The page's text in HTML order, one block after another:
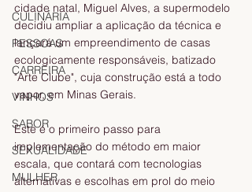
CULINÁRIA
PESSOAS
CARREIRA
VINHOS
SABOR
SEXUALIDADE
MULHER
cidade natal, Miguel Alves, a supermodelo
decidiu ampliar a aplicação da técnica e
lançará um empreendimento de casas
ecologicamente responsáveis, batizado
"Arte Clube", cuja construção está a todo
vapor, em Minas Gerais.
Este é o primeiro passo para
implementação do método em maior
escala, que contará com tecnologias
alternativas e escolhas em prol do meio